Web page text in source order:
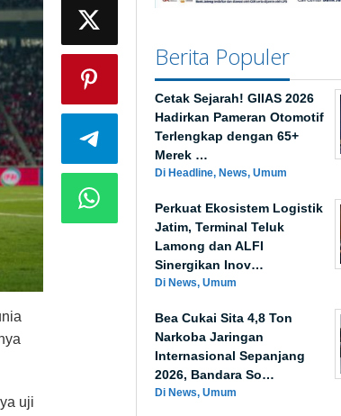
uji
Berita Populer
Cetak Sejarah! GIIAS 2026
Hadirkan Pameran Otomotif
Terlengkap dengan 65+
Merek …
Di Headline, News, Umum
Perkuat Ekosistem Logistik
Jatim, Terminal Teluk
Lamong dan ALFI
Sinergikan Inov…
Di News, Umum
Bea Cukai Sita 4,8 Ton
Narkoba Jaringan
Internasional Sepanjang
2026, Bandara So…
Di News, Umum